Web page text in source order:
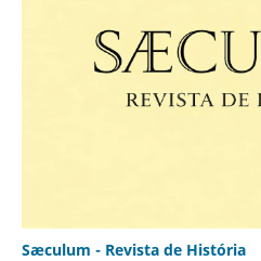
Sæculum - Revista de História